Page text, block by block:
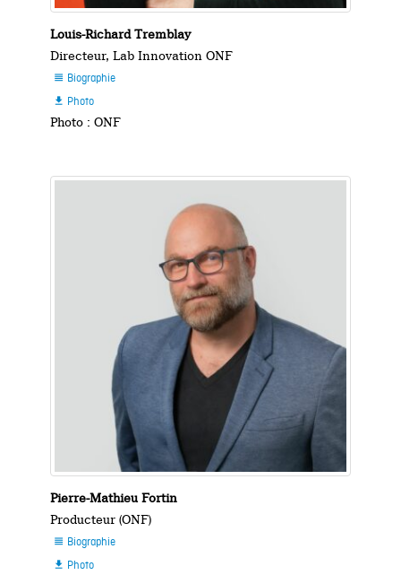
Louis-Richard Tremblay
Directeur, Lab Innovation ONF
 Biographie
 Photo
Photo : ONF
Pierre-Mathieu Fortin
Producteur (ONF)
 Biographie
 Photo